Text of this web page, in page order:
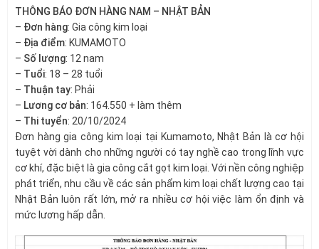
THÔNG BÁO ĐƠN HÀNG NAM – NHẬT BẢN
– Đơn hàng: Gia công kim loại
– Địa điểm: KUMAMOTO
– Số lượng: 12 nam
– Tuổi: 18 – 28 tuổi
– Thuận tay: Phải
– Lương cơ bản: 164.550 + làm thêm
– Thi tuyển: 20/10/2024
Đơn hàng gia công kim loại tại Kumamoto, Nhật Bản là cơ hội
tuyệt vời dành cho những người có tay nghề cao trong lĩnh vực
cơ khí, đặc biệt là gia công cắt gọt kim loại. Với nền công nghiệp
phát triển, nhu cầu về các sản phẩm kim loại chất lượng cao tại
Nhật Bản luôn rất lớn, mở ra nhiều cơ hội việc làm ổn định và
mức lương hấp dẫn.